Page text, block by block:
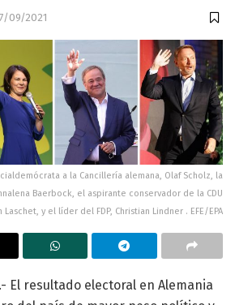
09/2021
a la Cancillería alemana, Olaf Scholz, la
Baerbock, el aspirante conservador de la CDU
Laschet, y el líder del FDP, Christian Lindner . EFE/EPA
El resultado electoral en Alemania